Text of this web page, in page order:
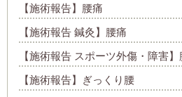
【施術報告】腰痛
【施術報告 鍼灸】腰痛
【施術報告 スポーツ外傷・障害】
【施術報告】ぎっくり腰